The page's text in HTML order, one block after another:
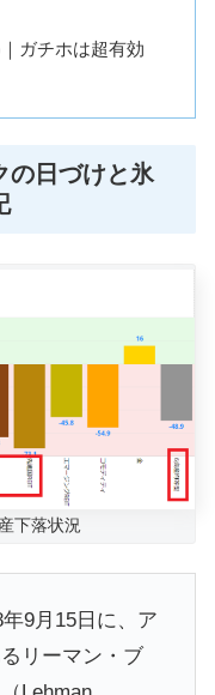
ガチホは超有効
の日づけと氷
下落状況
9月15日 に、ア
リーマン ・ブ